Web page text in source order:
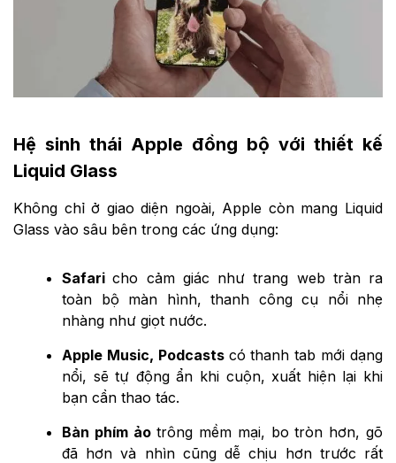
Hệ sinh thái Apple đồng bộ với thiết kế
Liquid Glass
Không chỉ ở giao diện ngoài, Apple còn mang Liquid
Glass vào sâu bên trong các ứng dụng:
Safaricho cảm giác như trang web tràn ra
toàn bộ màn hình, thanh công cụ nổi nhẹ
nhàng như giọt nước.
Apple Music, Podcasts có thanh tab mới dạng
nổi, sẽ tự động ẩn khi cuộn, xuất hiện lại khi
bạn cần thao tác.
Bàn phím ảotrông mềm mại, bo tròn hơn, gõ
đã hơn và nhìn cũng dễ chịu hơn trước rất